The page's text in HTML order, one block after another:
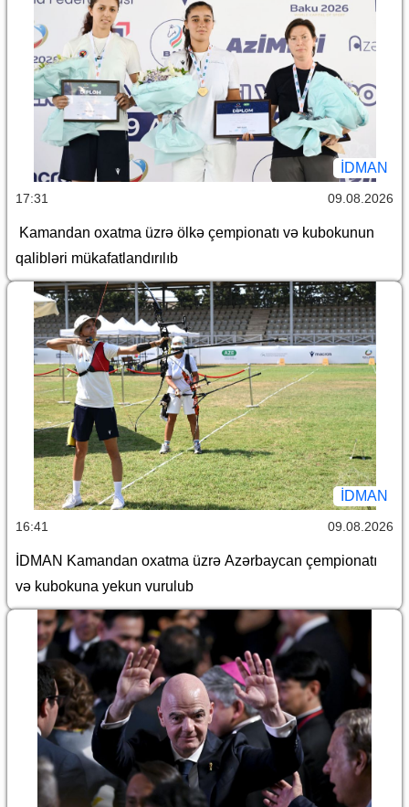
İDMAN
17:31 09.08.2026
Kamandan oxatma üzrə ölkə çempionatı və kubokunun
qalibləri mükafatlandırılıb
İDMAN
16:41 09.08.2026
İDMAN Kamandan oxatma üzrə Azərbaycan çempionatı
və kubokuna yekun vurulub